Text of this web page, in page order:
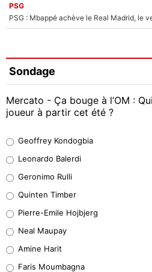
PSG
PSG : Mbappé achève le Real Madrid, le
Sondage
Mercato - Ça bouge à l’OM :
joueur à partir cet été ?
38%
32%
4%
1%
Geoffrey Kondogbia
Leonardo Balerdi
Geronimo Rulli
Quinten Timber
Pierre-Emile Hojbjerg
Neal Maupay
Amine Harit
Faris Moumbagna